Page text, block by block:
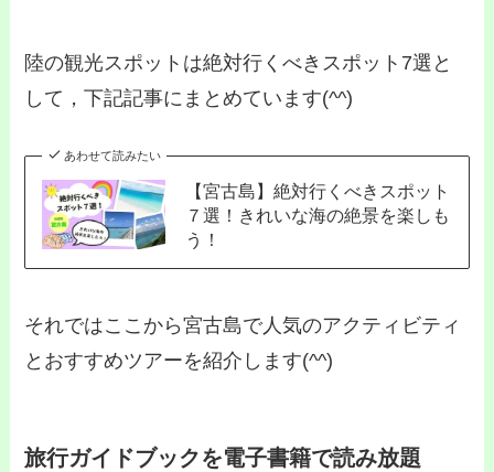
陸の観光スポットは絶対行くべきスポット7選と
して，下記記事にまとめています(^^)
あわせて読みたい
【宮古島】絶対行くべきスポット
７選！きれいな海の絶景を楽しも
う！
それではここから宮古島で人気のアクティビティ
とおすすめツアーを紹介します(^^)
旅行ガイドブックを電子書籍で読み放題